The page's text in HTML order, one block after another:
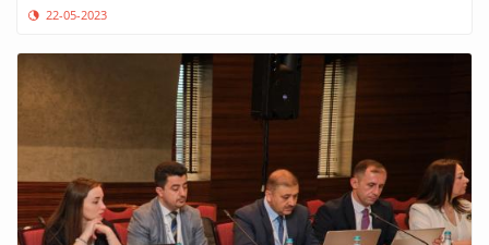
22-05-2023